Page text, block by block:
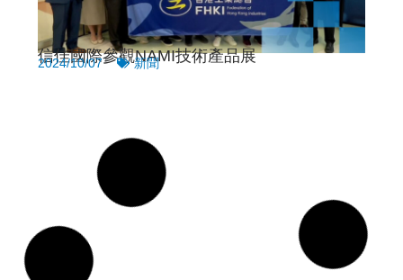
信佳國際參觀NAMI技術產品展
2024/10/07 新聞